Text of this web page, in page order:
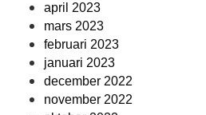
april 2023
mars 2023
februari 2023
januari 2023
december 2022
november 2022